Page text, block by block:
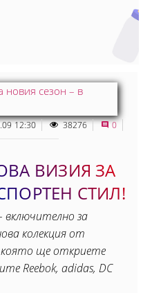
12:30 38276 0
ВИЗИЯ ЗА
СТИЛ!
включително за
колекция от
която ще откриете
Reebok, adidas, DC